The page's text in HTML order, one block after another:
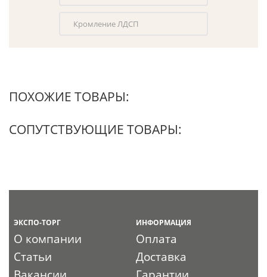
Кромление ЛДСП
ПОХОЖИЕ ТОВАРЫ:
СОПУТСТВУЮЩИЕ ТОВАРЫ:
ЭКСПО-ТОРГ
О компании
Статьи
ИНФОРМАЦИЯ
Оплата
Доставка